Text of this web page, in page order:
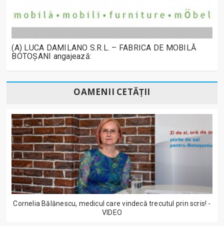
(A) LUCA DAMILANO S.R.L. – FABRICA DE MOBILĂ
BOTOȘANI angajează:
OAMENII CETĂȚII
Cornelia Bălănescu, medicul care vindecă trecutul prin scris! -
VIDEO